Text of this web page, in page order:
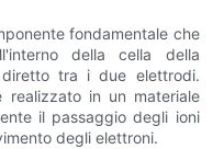
fondamentale che
della cella della
tra i due elettrodi.
realizzato in un materiale
il passaggio degli ioni
degli elettroni.